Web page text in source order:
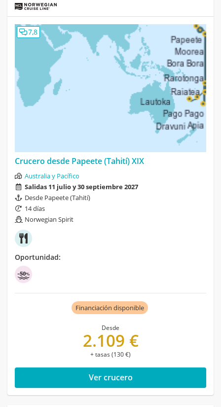
7,8
Crucero desde Papeete (Tahití) XIX
Australia y Pacífico
Salidas 11 julio y 30 septiembre 2027
Desde Papeete (Tahití)
14 días
Norwegian Spirit
Oportunidad:
Financiación disponible
Desde
2.109 €
+ tasas (130 €)
Ver crucero